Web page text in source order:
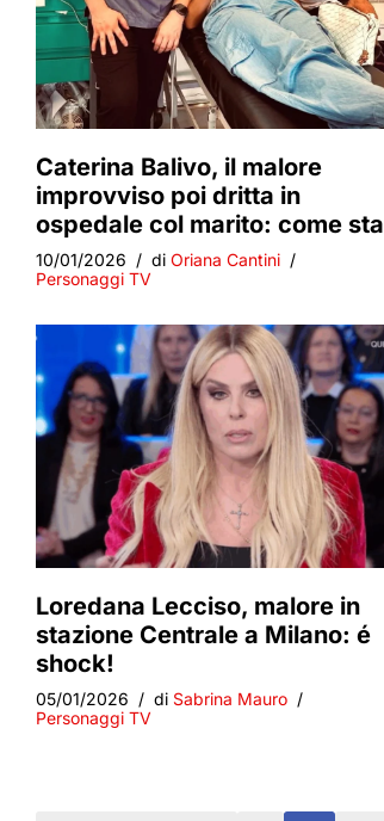
Caterina Balivo, il malore
improvviso poi dritta in
ospedale col marito: come sta
10/01/2026 di Oriana Cantini
Personaggi TV
Loredana Lecciso, malore in
stazione Centrale a Milano: é
shock!
05/01/2026 di Sabrina Mauro
Personaggi TV